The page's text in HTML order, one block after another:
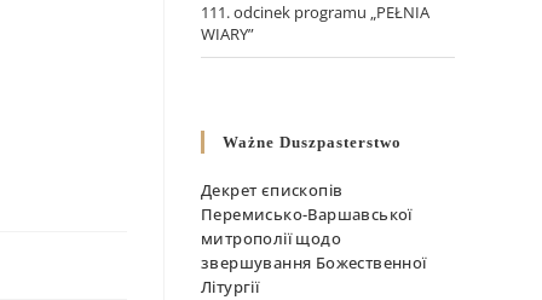
111. odcinek programu „PEŁNIA
WIARY”
Ważne Duszpasterstwo
Декрет єпископів
Перемисько-Варшавської
митрополії щодо
звершування Божественної
Літургії